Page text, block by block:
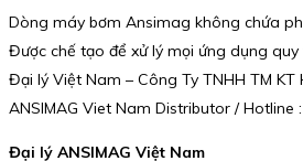
Dòng máy bơm Ansimag không chứa
Được chế tạo để xử lý mọi ứng dụng
Đại lý Việt Nam – Công Ty TNHH TM KT
ANSIMAG Viet Nam Distributor /
Đại lý ANSIMAG Việt Nam